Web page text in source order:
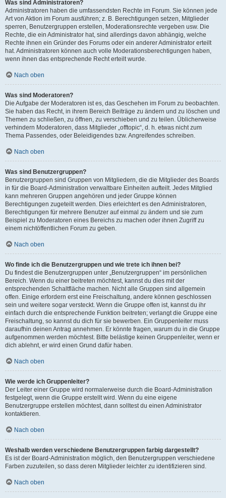
Was sind Administratoren?
Administratoren haben die umfassendsten Rechte im Forum. Sie können jede
Art von Aktion im Forum ausführen; z. B. Berechtigungen setzen, Mitglieder
sperren, Benutzergruppen erstellen, Moderationsrechte vergeben usw. Die
Rechte, die ein Administrator hat, sind allerdings davon abhängig, welche
Rechte ihnen ein Gründer des Forums oder ein anderer Administrator erteilt
hat. Administratoren können auch volle Moderationsberechtigungen haben,
wenn ihnen das entsprechende Recht erteilt wurde.
Nach oben
Was sind Moderatoren?
Die Aufgabe der Moderatoren ist es, das Geschehen im Forum zu beobachten.
Sie haben das Recht, in ihrem Bereich Beiträge zu ändern und zu löschen und
Themen zu schließen, zu öffnen, zu verschieben und zu teilen. Üblicherweise
verhindern Moderatoren, dass Mitglieder „offtopic“, d. h. etwas nicht zum
Thema Passendes, oder Beleidigendes bzw. Angreifendes schreiben.
Nach oben
Was sind Benutzergruppen?
Benutzergruppen sind Gruppen von Mitgliedern, die die Mitglieder des Boards
in für die Board-Administration verwaltbare Einheiten aufteilt. Jedes Mitglied
kann mehreren Gruppen angehören und jeder Gruppe können
Berechtigungen zugeteilt werden. Dies erleichtert es den Administratoren,
Berechtigungen für mehrere Benutzer auf einmal zu ändern und sie zum
Beispiel zu Moderatoren eines Bereichs zu machen oder ihnen Zugriff zu
einem nichtöffentlichen Forum zu geben.
Nach oben
Wo finde ich die Benutzergruppen und wie trete ich ihnen bei?
Du findest die Benutzergruppen unter „Benutzergruppen“ im persönlichen
Bereich. Wenn du einer beitreten möchtest, kannst du dies mit der
entsprechenden Schaltfläche machen. Nicht alle Gruppen sind allgemein
offen. Einige erfordern erst eine Freischaltung, andere können geschlossen
sein und weitere sogar versteckt. Wenn die Gruppe offen ist, kannst du ihr
einfach durch die entsprechende Funktion beitreten; verlangt die Gruppe eine
Freischaltung, so kannst du dich für sie bewerben. Ein Gruppenleiter muss
daraufhin deinen Antrag annehmen. Er könnte fragen, warum du in die Gruppe
aufgenommen werden möchtest. Bitte belästige keinen Gruppenleiter, wenn er
dich ablehnt, er wird einen Grund dafür haben.
Nach oben
Wie werde ich Gruppenleiter?
Der Leiter einer Gruppe wird normalerweise durch die Board-Administration
festgelegt, wenn die Gruppe erstellt wird. Wenn du eine eigene
Benutzergruppe erstellen möchtest, dann solltest du einen Administrator
kontaktieren.
Nach oben
Weshalb werden verschiedene Benutzergruppen farbig dargestellt?
Es ist der Board-Administration möglich, den Benutzergruppen verschiedene
Farben zuzuteilen, so dass deren Mitglieder leichter zu identifizieren sind.
Nach oben